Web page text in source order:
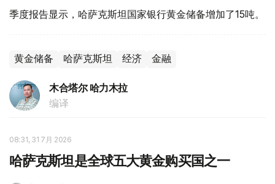
季度报告显示，哈萨克斯坦国家银行黄金储备增加了15吨。
黄金储备 哈萨克斯坦 经济 金融
木合塔尔 哈力木拉
编译
08:31, 31 7月 2026
哈萨克斯坦是全球五大黄金购买国之一